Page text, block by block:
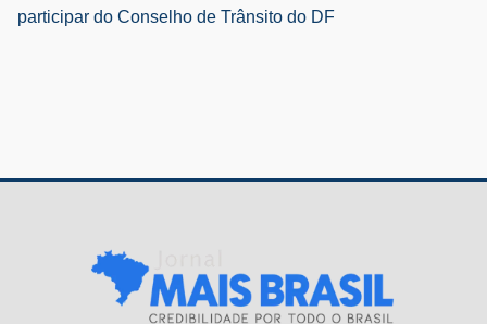
Post
participar do Conselho de Trânsito do DF